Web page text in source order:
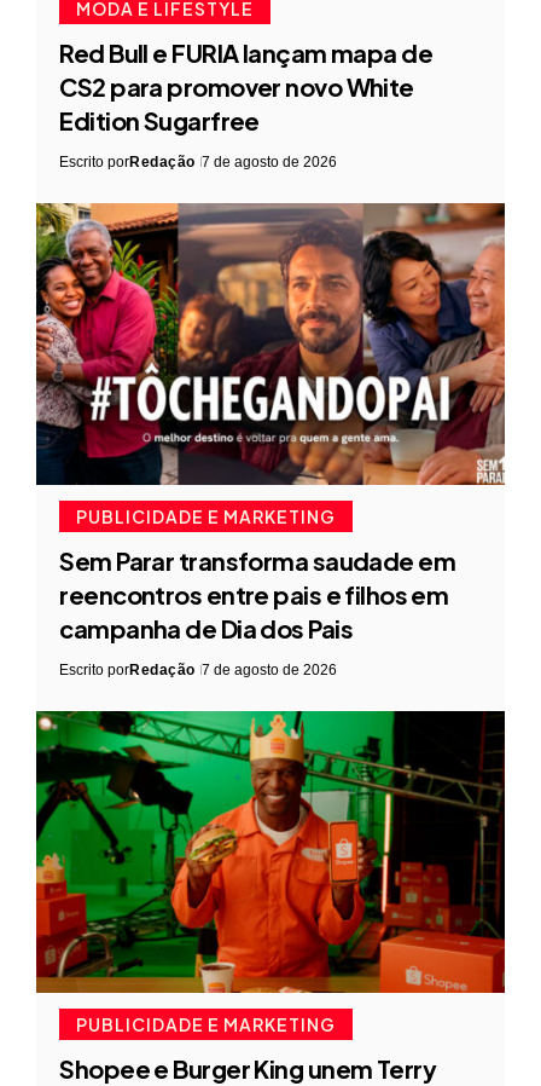
MODA E LIFESTYLE
Red Bull e FURIA lançam mapa de
CS2 para promover novo White
Edition Sugarfree
Escrito porRedação 7 de agosto de 2026
PUBLICIDADE E MARKETING
Sem Parar transforma saudade em
reencontros entre pais e filhos em
campanha de Dia dos Pais
Escrito porRedação 7 de agosto de 2026
PUBLICIDADE E MARKETING
Shopee e Burger King unem Terry